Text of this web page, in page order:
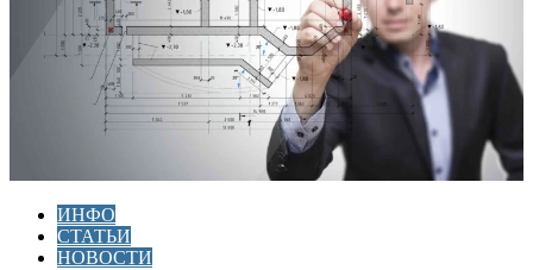
ИНФО
СТАТЬИ
НОВОСТИ